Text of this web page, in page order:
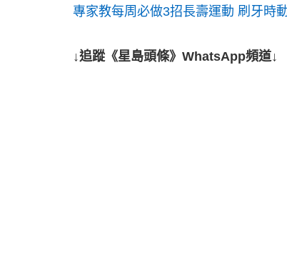
專家教每周必做3招長壽運動 刷牙時
↓追蹤《星島頭條》WhatsApp頻道↓